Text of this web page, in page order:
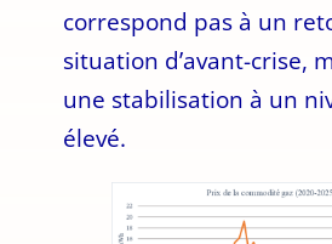
correspond pas à un
situation d’avant-crise,
une stabilisation à un
élevé.